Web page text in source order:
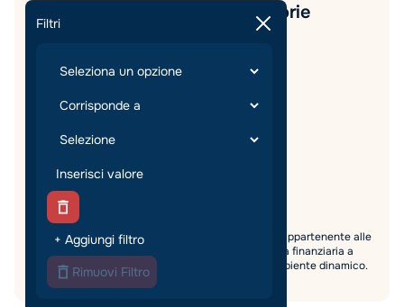
Filtri
+ Aggiungi filtro
Rimuovi Filtro
Consulente del credito - Categorie
Protette (L. 68/99) - Napoli
Modalità di lavoro:
€25000-34000
Data di pubblicazione:
Candidature aperte fino al:
Cerchiamo un/una Consulente del Credito Junior appartenente alle
Categorie Protette (L. 68/99) per importante realtà finanziaria a
Napoli. Percorso di crescita e formazione in un ambiente dinamico.